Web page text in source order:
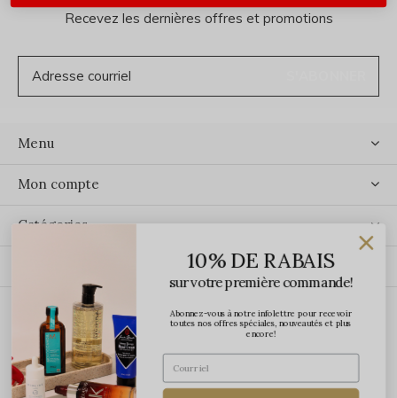
Recevez les dernières offres et promotions
Menu
Mon compte
Catégories
ÉCRIVEZ-NOUS
10% DE RABAIS
sur votre première commande!
Abonnez-vous à notre infolettre pour recevoir
toutes nos offres spéciales, nouveautés et plus
encore!